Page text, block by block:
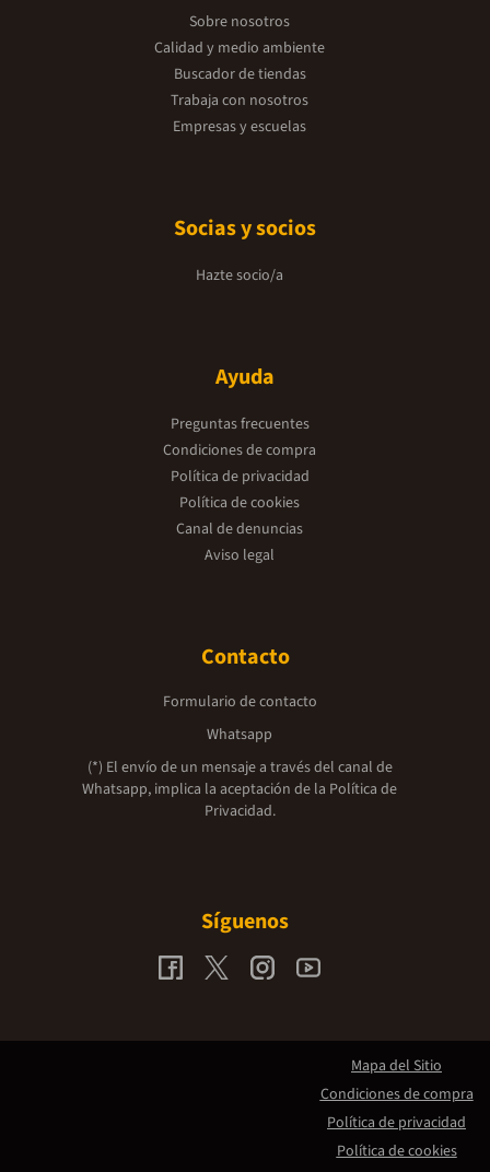
Sobre nosotros
Calidad y medio ambiente
Buscador de tiendas
Trabaja con nosotros
Empresas y escuelas
Socias y socios
Hazte socio/a
Ayuda
Preguntas frecuentes
Condiciones de compra
Política de privacidad
Política de cookies
Canal de denuncias
Aviso legal
Contacto
Formulario de contacto
Whatsapp
(*) El envío de un mensaje a través del canal de
Whatsapp, implica la aceptación de la Política de
Privacidad.
Síguenos
Mapa del Sitio
Condiciones de compra
Política de privacidad
Política de cookies